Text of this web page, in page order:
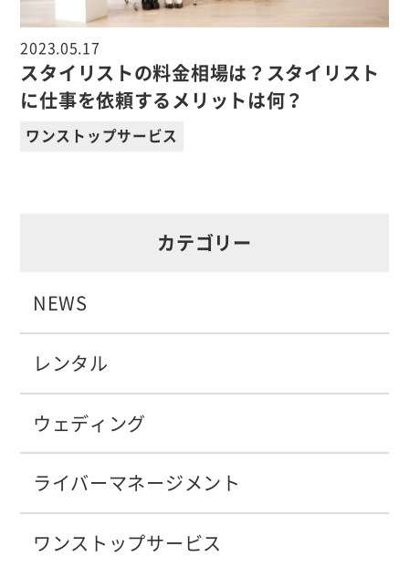
2023.05.17
スタイリストの料金相場は？スタイリスト
に仕事を依頼するメリットは何？
ワンストップサービス
カテゴリー
NEWS
レンタル
ウェディング
ライバーマネージメント
ワンストップサービス